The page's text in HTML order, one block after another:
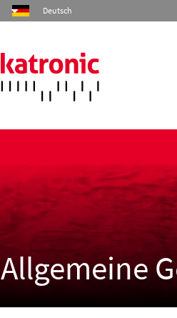
Deutsch
Allgemeine